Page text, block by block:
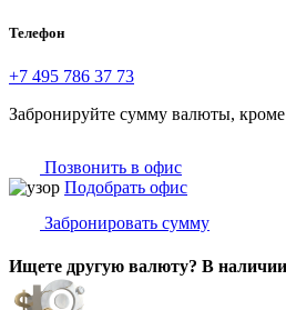
Телефон
+7 495 786 37 73
Забронируйте сумму валюты,
Позвонить в офис
Подобрать офис
Забронировать сумму
Ищете другую валюту? В